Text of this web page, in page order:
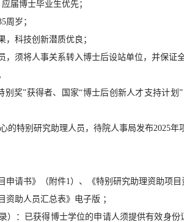
届博士毕业生优先；
周岁；
，科技创新潜质优良；
，须将人事关系转入博士后设站单位，并保证
别奖”获得者、国家“博士后创新人才支持计
的特别研究助理人员，待院人事局发布2025年
申请书》（附件1）、《特别研究助理资助项
资助人员汇总表》电子版 ；
）：已获得博士学位的申请人须提供有效身